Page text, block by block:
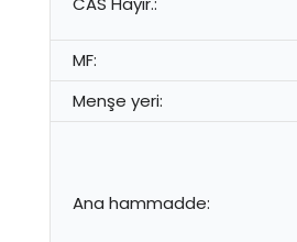
MF:
Menşe yeri:
Ana hammadde: